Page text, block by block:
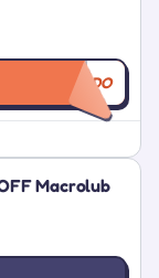
BEMVINDO
Macrolub